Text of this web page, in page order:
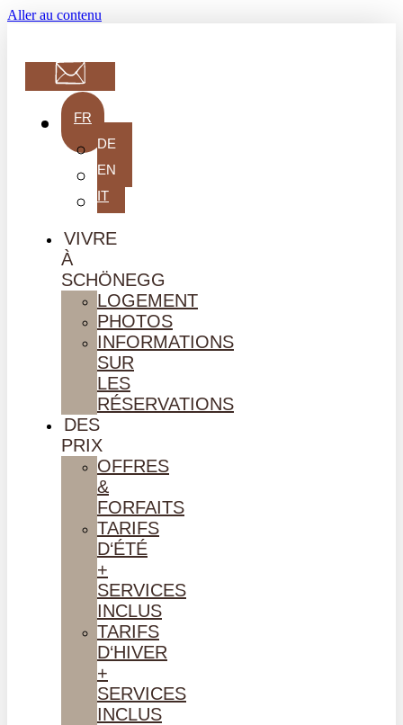
Aller au contenu
FR
DE
EN
IT
VIVRE
À
SCHÖNEGG
LOGEMENT
PHOTOS
INFORMATIONS
SUR
LES
RÉSERVATIONS
DES
PRIX
OFFRES
&
FORFAITS
TARIFS
D‘ÉTÉ
+
SERVICES
INCLUS
TARIFS
D‘HIVER
+
SERVICES
INCLUS